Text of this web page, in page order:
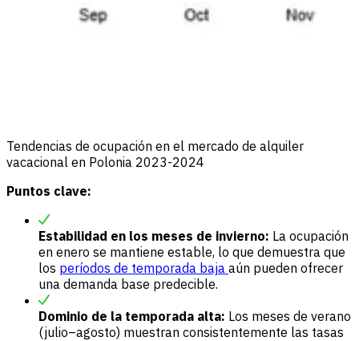
Tendencias de ocupación en el mercado de alquiler
vacacional en Polonia 2023-2024
Puntos clave:
Estabilidad en los meses de invierno: La ocupación
en enero se mantiene estable, lo que demuestra que
los períodos de temporada baja aún pueden ofrecer
una demanda base predecible.
Dominio de la temporada alta: Los meses de verano
(julio–agosto) muestran consistentemente las tasas